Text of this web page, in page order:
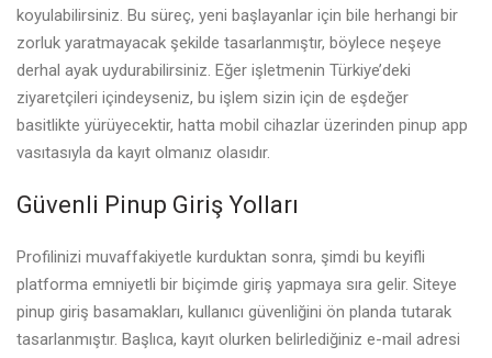
koyulabilirsiniz. Bu süreç, yeni başlayanlar için bile herhangi bir
zorluk yaratmayacak şekilde tasarlanmıştır, böylece neşeye
derhal ayak uydurabilirsiniz. Eğer işletmenin Türkiye’deki
ziyaretçileri içindeyseniz, bu işlem sizin için de eşdeğer
basitlikte yürüyecektir, hatta mobil cihazlar üzerinden pinup app
vasıtasıyla da kayıt olmanız olasıdır.
Güvenli Pinup Giriş Yolları
Profilinizi muvaffakiyetle kurduktan sonra, şimdi bu keyifli
platforma emniyetli bir biçimde giriş yapmaya sıra gelir. Siteye
pinup giriş basamakları, kullanıcı güvenliğini ön planda tutarak
tasarlanmıştır. Başlıca, kayıt olurken belirlediğiniz e-mail adresi